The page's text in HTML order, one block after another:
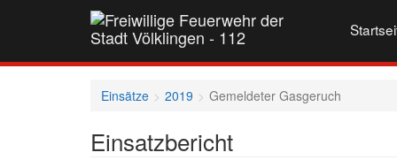
Einsätze 2019 Gemeldeter Gasgeruch
Einsatzbericht